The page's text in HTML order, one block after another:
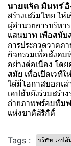
นายแจ็ค มินทร์ อิ
สร้างเสริมไทย ให้
ผู้อำนวยการบริหา
แสนบาท เพื่อสนับ
การประกวดวาดภ
กิจกรรมเพื่อสังคม
อย่างต่อเนื่อง โด
สมัย เพื่อเปิดเวทีใ
ได้มีโอกาสบอกเ
เอปสันยังร่วมสร้า
ถ่ายภาพพร้อมพิม
แห่งชาติสิริกิติ์
Tags : บริษัท เอปสั